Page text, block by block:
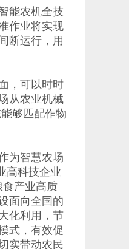
能农机全技
作业将实现
断运行，用
，可以时时
从农业机械
够匹配作物
为智慧农场
高科技企业
食产业高质
面向全国的
化利用，节
式，有效促
实带动农民